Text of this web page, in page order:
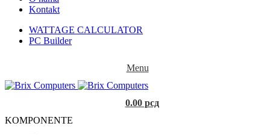
Kontakt
WATTAGE CALCULATOR
PC Builder
Menu
0.00 рсд
KOMPONENTE